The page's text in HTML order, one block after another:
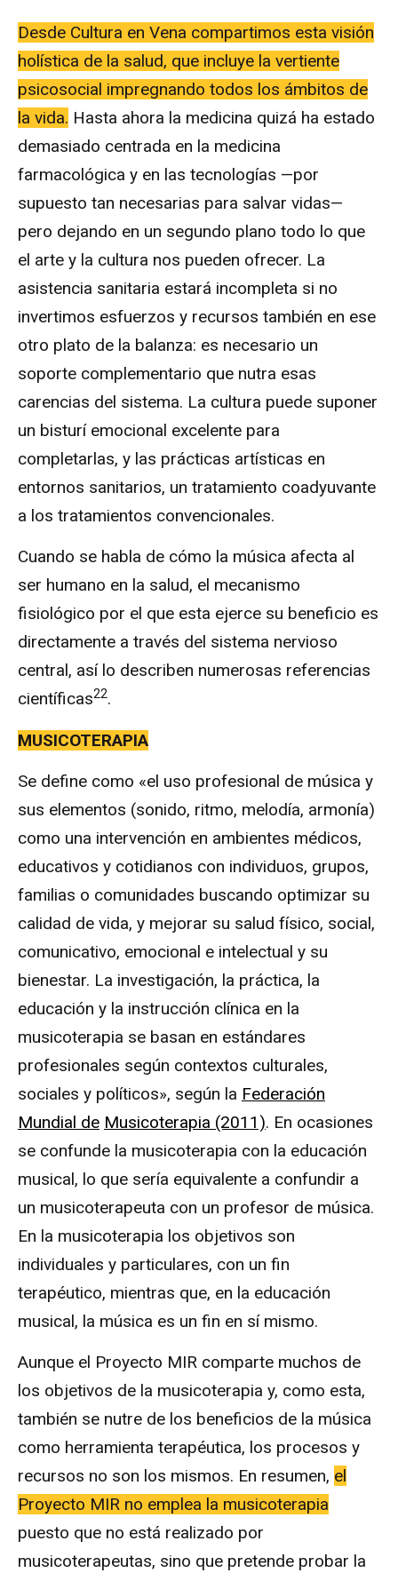
Desde Cultura en Vena compartimos esta visión
holística de la salud, que incluye la vertiente
psicosocial impregnando todos los ámbitos de
la vida. Hasta ahora la medicina quizá ha estado
demasiado centrada en la medicina
farmacológica y en las tecnologías —por
supuesto tan necesarias para salvar vidas—
pero dejando en un segundo plano todo lo que
el arte y la cultura nos pueden ofrecer. La
asistencia sanitaria estará incompleta si no
invertimos esfuerzos y recursos también en ese
otro plato de la balanza: es necesario un
soporte complementario que nutra esas
carencias del sistema. La cultura puede suponer
un bisturí emocional excelente para
completarlas, y las prácticas artísticas en
entornos sanitarios, un tratamiento coadyuvante
a los tratamientos convencionales.
Cuando se habla de cómo la música afecta al
ser humano en la salud, el mecanismo
fisiológico por el que esta ejerce su beneficio es
directamente a través del sistema nervioso
central, así lo describen numerosas referencias
científicas22.
MUSICOTERAPIA
Se define como «el uso profesional de música y
sus elementos (sonido, ritmo, melodía, armonía)
como una intervención en ambientes médicos,
educativos y cotidianos con individuos, grupos,
familias o comunidades buscando optimizar su
calidad de vida, y mejorar su salud físico, social,
comunicativo, emocional e intelectual y su
bienestar. La investigación, la práctica, la
educación y la instrucción clínica en la
musicoterapia se basan en estándares
profesionales según contextos culturales,
sociales y políticos», según la Federación
Mundial de Musicoterapia (2011). En ocasiones
se confunde la musicoterapia con la educación
musical, lo que sería equivalente a confundir a
un musicoterapeuta con un profesor de música.
En la musicoterapia los objetivos son
individuales y particulares, con un fin
terapéutico, mientras que, en la educación
musical, la música es un fin en sí mismo.
Aunque el Proyecto MIR comparte muchos de
los objetivos de la musicoterapia y, como esta,
también se nutre de los beneficios de la música
como herramienta terapéutica, los procesos y
recursos no son los mismos. En resumen, el
Proyecto MIR no emplea la musicoterapia
puesto que no está realizado por
musicoterapeutas, sino que pretende probar la